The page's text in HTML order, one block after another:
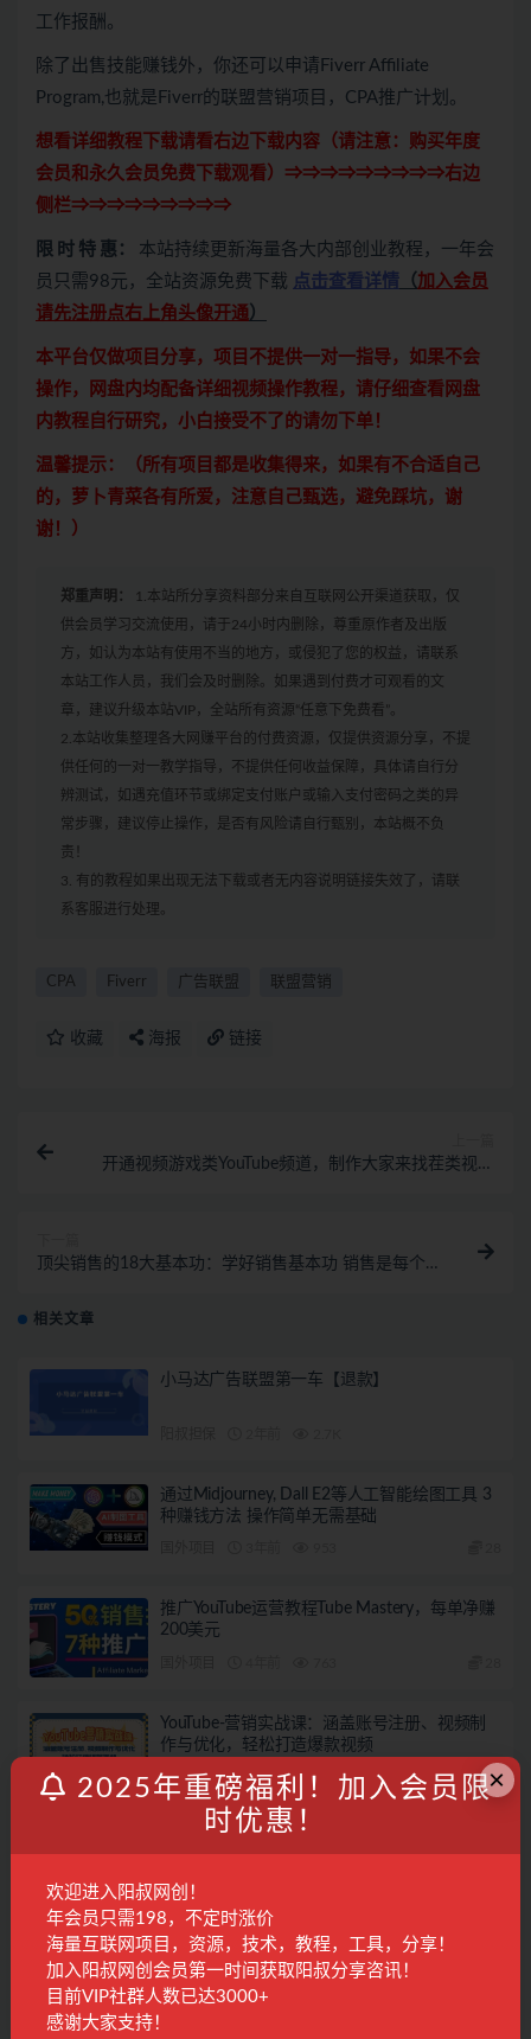
工作报酬。
除了出售技能赚钱外，你还可以申请Fiverr Affiliate
Program,也就是Fiverr的联盟营销项目，CPA推广计划。
想看详细教程下载请看右边下载内容（请注意： 购买年度
会员和永久会员免费下载观看）⇒⇒⇒⇒⇒⇒⇒⇒⇒右边
侧栏⇒⇒⇒⇒⇒⇒⇒⇒⇒
限 时 特 惠： 本站持续更新海量各大内部创业教程，一年会
员只需98元，全站资源免费下载 点击查看详情 （加入会员
请先注册点右上角头像开通）
本平台仅做项目分享，项目不提供一对一指导，如果不会
操作，网盘内均配备详细视频操作教程，请仔细查看网盘
内教程自行研究，小白接受不了的请勿下单！
温馨提示：（所有项目都是收集得来，如果有不合适自己
的，萝卜青菜各有所爱，注意自己甄选，避免踩坑，谢
谢！）
郑重声明：
1.本站所分享资料部分来自互联网公开渠道获取，仅
供会员学习交流使用，请于24小时内删除，尊重原作者及出版
方，如认为本站有使用不当的地方，或侵犯了您的权益，请联系
本站工作人员，我们会及时删除。如果遇到付费才可观看的文
章，建议升级本站VIP，全站所有资源“任意下免费看”。
2.本站收集整理各大网赚平台的付费资源，仅提供资源分享，不提
供任何的一对一教学指导，不提供任何收益保障，具体请自行分
辨测试，如遇充值环节或绑定支付账户或输入支付密码之类的异
常步骤，建议停止操作，是否有风险请自行甄别，本站概不负
责！
3. 有的教程如果出现无法下载或者无内容说明链接失效了，请联
系客服进行处理。
CPA Fiverr 广告联盟 联盟营销
收藏 海报 链接
开通视频游戏类YouTube频道，制作大家来找茬类视频
顶尖销售的18大基本功：学好销售基本功 销售是每个
相关文章
小马达广告联盟第一车【退款】
通过Midjourney, Dall E2等人工智能绘图工具 3
种赚钱方法 操作简单无需基础
推广YouTube运营教程Tube Mastery，每单净赚
200美元
YouTube-营销实战课：涵盖账号注册、视频制
作与优化，轻松打造爆款视频
国外项目 2年前 489 28
登录...后才能评论
联系客服
×
2025年重磅福利！加入会员限
时优惠！
欢迎进入阳叔网创！
年会员只需198，不定时涨价
海量互联网项目，资源，技术，教程，工具，分享！
加入阳叔网创会员第一时间获取阳叔分享咨讯！
目前VIP社群人数已达3000+
感谢大家支持！